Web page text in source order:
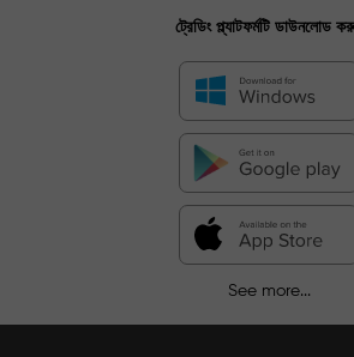
ট্রেডিং প্ল্যাটফর্মটি ডাউনলোড
See more...